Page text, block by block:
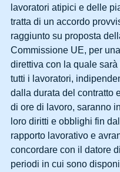
lavoratori atipici e delle
tratta di un accordo
raggiunto su proposta
Commissione UE, per
direttiva con la quale
tutti i lavoratori,
dalla durata del contratto
di ore di lavoro, saranno
loro diritti e obblighi fin
rapporto lavorativo e
concordare con il datore
periodi in cui sono